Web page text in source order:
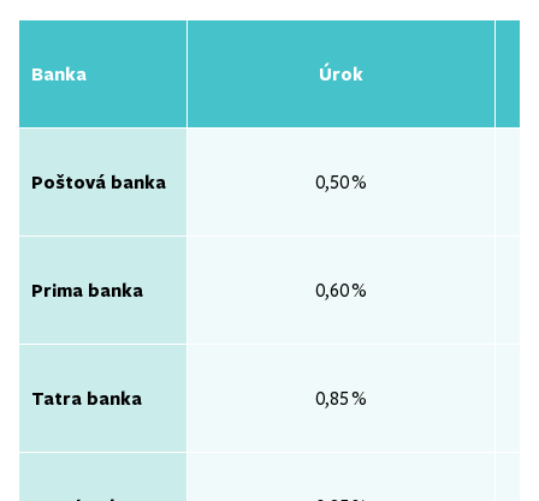
Banka
Poštová banka
Prima banka
Tatra banka
Úrok
0,50 %
0,60 %
0,85 %